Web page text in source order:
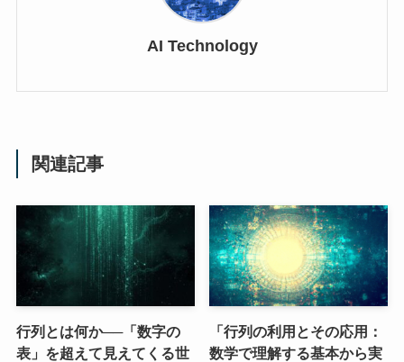
AI Technology
関連記事
行列とは何か──「数字の
表」を超えて見えてくる世
「行列の利用とその応用：
数学で理解する基本から実